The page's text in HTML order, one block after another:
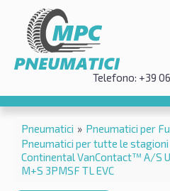
Telefono: +39
Pneumatici » Pneumatici per
Pneumatici per tutte le stagioni
Continental VanContact™ A/S
M+S 3PMSF TL EVC